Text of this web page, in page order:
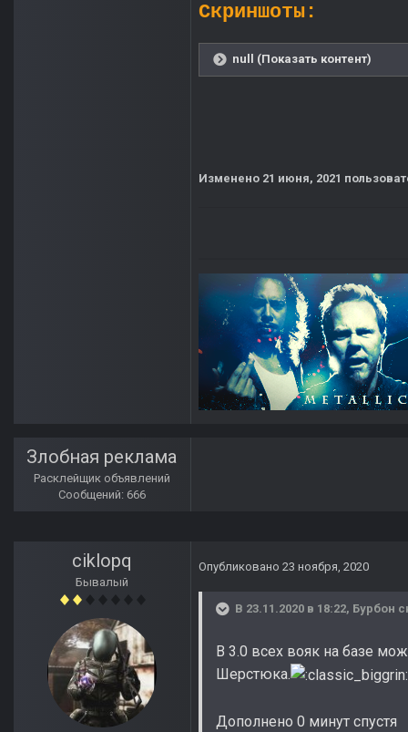
Скриншоты:
null (Показать контент)
Изменено 21 июня, 2021
Злобная реклама
Расклейщик объявлений
Сообщений: 666
ciklopq
Бывалый
Опубликовано 23 ноября, 2020
В 23.11.2020 в 18:22, Бурбон
В 3.0 всех вояк на базе
Шерстюка.
Дополнено 0 минут спустя